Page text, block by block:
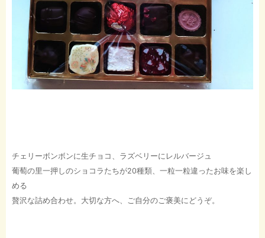
チェリーボンボンに生チョコ、ラズベリーにレルバージュ
葡萄の里一押しのショコラたちが20種類、一粒一粒違ったお味を楽し
める
贅沢な詰め合わせ。大切な方へ、ご自分のご褒美にどうぞ。